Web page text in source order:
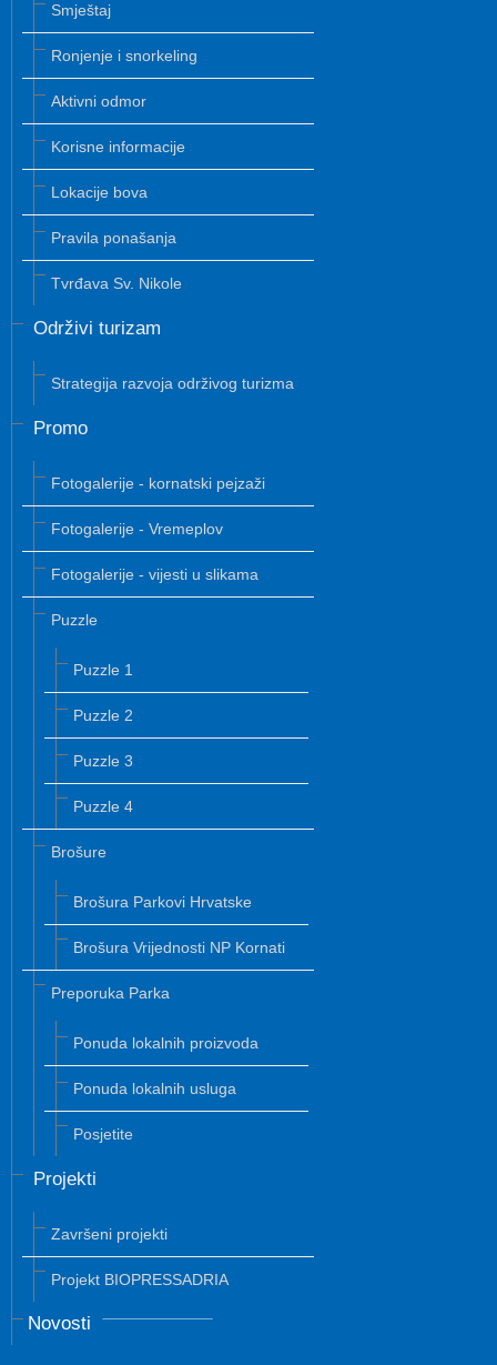
Smještaj
Ronjenje i snorkeling
Aktivni odmor
Korisne informacije
Lokacije bova
Pravila ponašanja
Tvrđava Sv. Nikole
Održivi turizam
Strategija razvoja održivog turizma
Promo
Fotogalerije - kornatski pejzaži
Fotogalerije - Vremeplov
Fotogalerije - vijesti u slikama
Puzzle
Puzzle 1
Puzzle 2
Puzzle 3
Puzzle 4
Brošure
Brošura Parkovi Hrvatske
Brošura Vrijednosti NP Kornati
Preporuka Parka
Ponuda lokalnih proizvoda
Ponuda lokalnih usluga
Posjetite
Projekti
Završeni projekti
Projekt BIOPRESSADRIA
Novosti